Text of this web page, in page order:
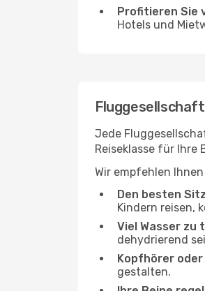
Profitieren Sie
Hotels und
Jede
Reiseklasse für Ihre
Wir empfehlen
Den besten
Kindern reisen,
Viel Wasser zu
dehydrierend
Kopfhörer
gestalten.